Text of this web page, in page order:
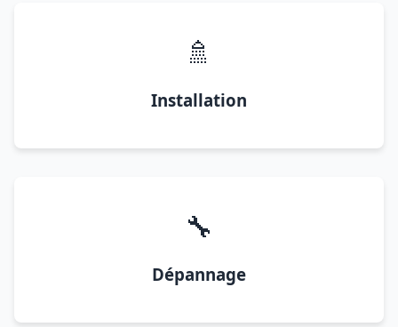
🚿
Installation
🔧
Dépannage